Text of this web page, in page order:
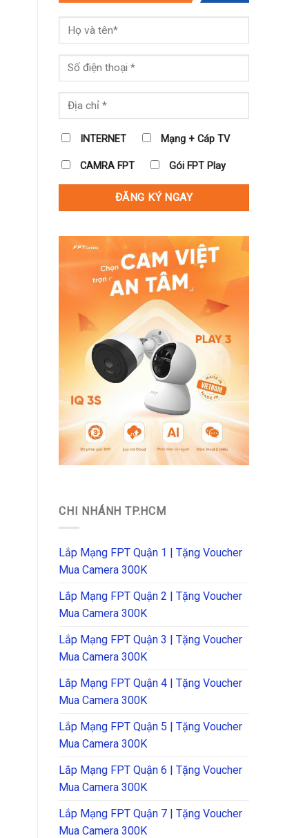
INTERNET Mạng + Cáp TV
CAMRA FPT Gói FPT Play
CHI NHÁNH TP.HCM
Lắp Mạng FPT Quận 1 | Tặng Voucher
Mua Camera 300K
Lắp Mạng FPT Quận 2 | Tặng Voucher
Mua Camera 300K
Lắp Mạng FPT Quận 3 | Tặng Voucher
Mua Camera 300K
Lắp Mạng FPT Quận 4 | Tặng Voucher
Mua Camera 300K
Lắp Mạng FPT Quận 5 | Tặng Voucher
Mua Camera 300K
Lắp Mạng FPT Quận 6 | Tặng Voucher
Mua Camera 300K
Lắp Mạng FPT Quận 7 | Tặng Voucher
Mua Camera 300K